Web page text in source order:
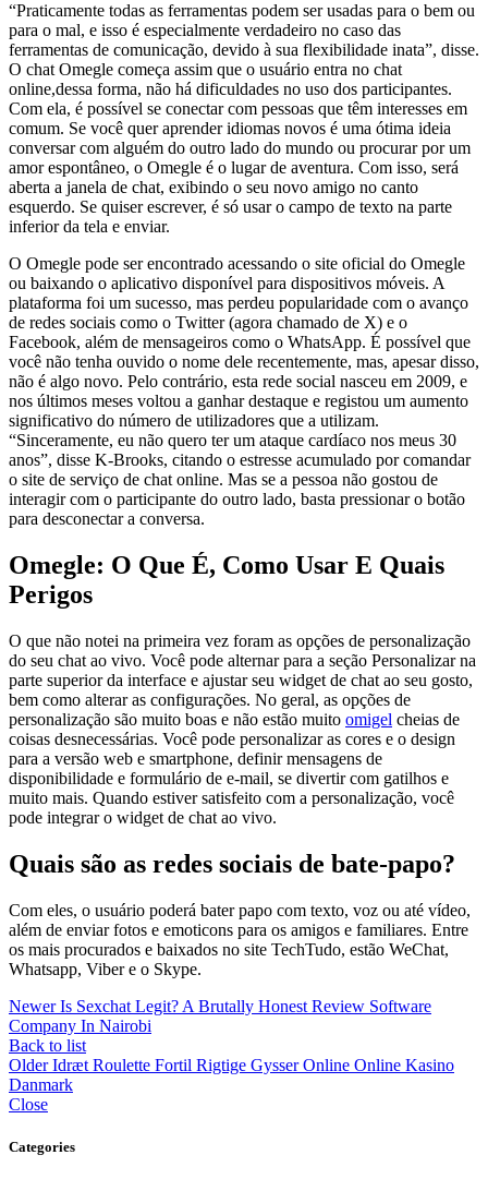
“Praticamente todas as ferramentas podem ser usadas para o bem ou
para o mal, e isso é especialmente verdadeiro no caso das
ferramentas de comunicação, devido à sua flexibilidade inata”, disse.
O chat Omegle começa assim que o usuário entra no chat
online,dessa forma, não há dificuldades no uso dos participantes.
Com ela, é possível se conectar com pessoas que têm interesses em
comum. Se você quer aprender idiomas novos é uma ótima ideia
conversar com alguém do outro lado do mundo ou procurar por um
amor espontâneo, o Omegle é o lugar de aventura. Com isso, será
aberta a janela de chat, exibindo o seu novo amigo no canto
esquerdo. Se quiser escrever, é só usar o campo de texto na parte
inferior da tela e enviar.
O Omegle pode ser encontrado acessando o site oficial do Omegle
ou baixando o aplicativo disponível para dispositivos móveis. A
plataforma foi um sucesso, mas perdeu popularidade com o avanço
de redes sociais como o Twitter (agora chamado de X) e o
Facebook, além de mensageiros como o WhatsApp. É possível que
você não tenha ouvido o nome dele recentemente, mas, apesar disso,
não é algo novo. Pelo contrário, esta rede social nasceu em 2009, e
nos últimos meses voltou a ganhar destaque e registou um aumento
significativo do número de utilizadores que a utilizam.
“Sinceramente, eu não quero ter um ataque cardíaco nos meus 30
anos”, disse K-Brooks, citando o estresse acumulado por comandar
o site de serviço de chat online. Mas se a pessoa não gostou de
interagir com o participante do outro lado, basta pressionar o botão
para desconectar a conversa.
Omegle: O Que É, Como Usar E Quais
Perigos
O que não notei na primeira vez foram as opções de personalização
do seu chat ao vivo. Você pode alternar para a seção Personalizar na
parte superior da interface e ajustar seu widget de chat ao seu gosto,
bem como alterar as configurações. No geral, as opções de
personalização são muito boas e não estão muito omigel cheias de
coisas desnecessárias. Você pode personalizar as cores e o design
para a versão web e smartphone, definir mensagens de
disponibilidade e formulário de e-mail, se divertir com gatilhos e
muito mais. Quando estiver satisfeito com a personalização, você
pode integrar o widget de chat ao vivo.
Quais são as redes sociais de bate-papo?
Com eles, o usuário poderá bater papo com texto, voz ou até vídeo,
além de enviar fotos e emoticons para os amigos e familiares. Entre
os mais procurados e baixados no site TechTudo, estão WeChat,
Whatsapp, Viber e o Skype.
Newer Is Sexchat Legit? A Brutally Honest Review Software
Company In Nairobi
Back to list
Older Idræt Roulette Fortil Rigtige Gysser Online Online Kasino
Danmark
Close
Categories